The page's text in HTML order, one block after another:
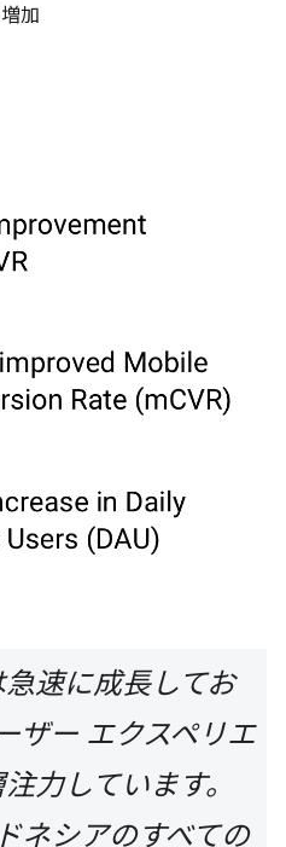
加
速に成長してお
ザー エクスペリエ
力しています。
ネシアのすべての